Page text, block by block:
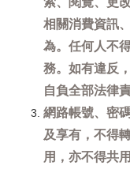
相關消費資訊
為。任何人不
務。如有違反
自負全部法律責
網路帳號、密
及享有，不得
用，亦不得共用